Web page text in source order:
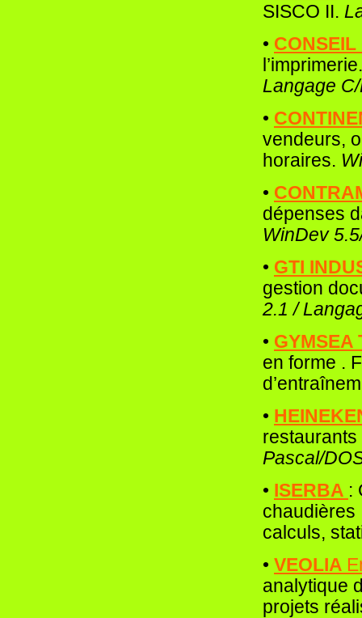
SISCO II.
•
Langage
•
vendeurs,
horaires.
•
dépenses
WinDev
• GTI
gestion
2.1 /
• GYMSEA
en forme .
•
Pascal/
• ISERBA :
chaudières
calculs,
• VEOLIA
analytique
projets